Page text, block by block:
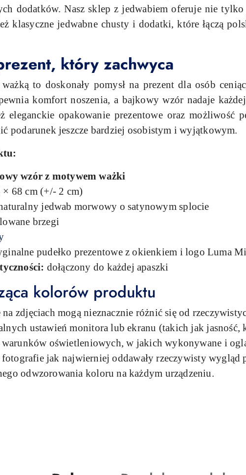
dodatków. Nasz sklep z jedwabiem oferuje nie
klasyczne jedwabne chusty i dodatki, które łączą
który zachwyca
to doskonały pomysł na prezent dla osób
komfort noszenia, a bajkowy wzór nadaje
eleganckie opakowanie prezentowe oraz możliwość
podarunek jeszcze bardziej osobistym i wyjątkowym.
wzór z motywem ważki
× 68 cm (+/- 2 cm)
jedwab morwowy o satynowym splocie
brzegi
pudełko prezentowe z okienkiem i logo Luma
dołączony do każdej apaszki
kolorów produktu
zdjęciach mogą nieznacznie różnić się od
ustawień monitora lub ekranu (takich jak jasność,
oświetleniowych, w jakich wykonywane i
jak najwierniej oddawały rzeczywisty wygląd
odwzorowania koloru na każdym urządzeniu.